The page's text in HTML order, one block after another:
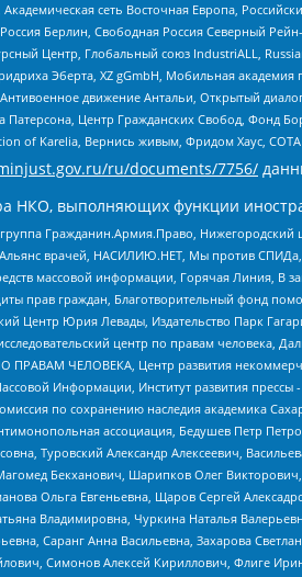
сеть Восточная Европа,
Берлин, Свободная Россия Северный
Центр, Глобальный союз IndustriALL,
Эберта, XZ gGmbH, Мобильная
движение Антальи, Открытый
Центр Гражданских Свобод, Фонд
of Karelia, Вернись живым, Фридом Хаус,
ru/documents/7756/
НКО, выполняющих функции
Гражданин.Армия.Право,
врачей, НАСИЛИЮ.НЕТ, Мы против СПИДа,
массовой информации, Горячая Линия,
прав граждан, Благотворительный фонд
Центр Юрия Левады, Издательство Парк
центр по правам человека,
ЧЕЛОВЕКА, Центр развития
Информации, Институт развития
по сохранению наследия академика
ассоциация, Бедушев Петр
Туровский Александр Алексеевич,
Бекханович, Шарипков Олег
Ольга Евгеньевна, Щаров Сергей
Владимировна, Чуркина Наталья
Саранг Анна Васильевна, Захарова
Симонов Алексей Кириллович, Флиге